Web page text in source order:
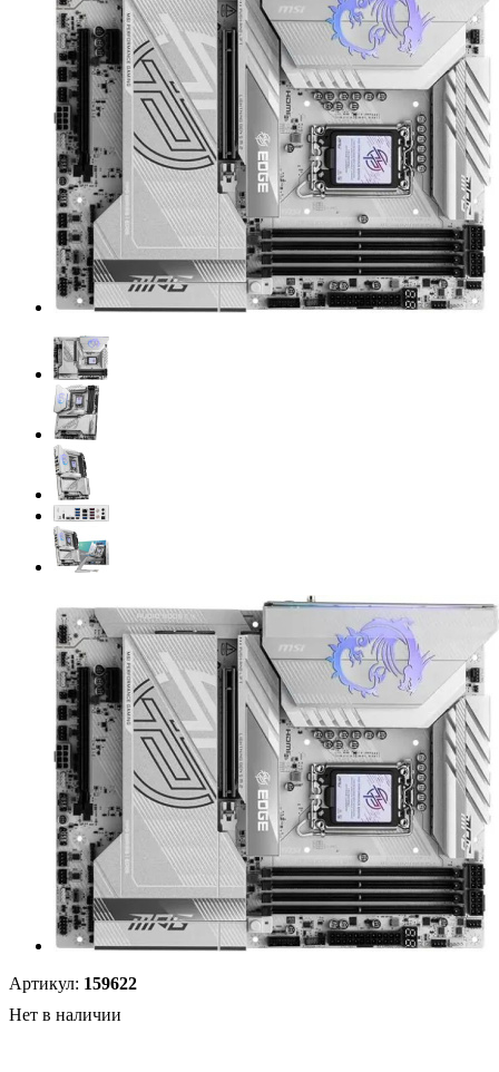
Артикул: 159622
Нет в наличии